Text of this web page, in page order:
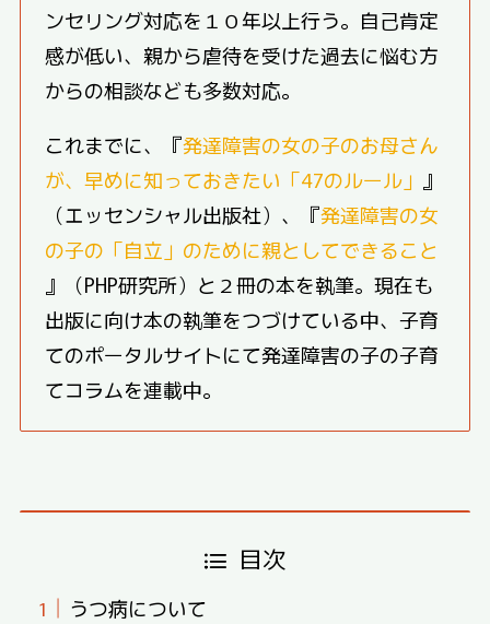
ンセリング対応を１０年以上行う。自己肯定
感が低い、親から虐待を受けた過去に悩む方
からの相談なども多数対応。
これまでに、『発達障害の女の子のお母さん
が、早めに知っておきたい「47のルール」
』
（エッセンシャル出版社）、『発達障害の女
の子の「自立」のために親としてできること
』（PHP研究所）と２冊の本を執筆。現在も
出版に向け本の執筆をつづけている中、子育
てのポータルサイトにて発達障害の子の子育
てコラムを連載中。
目次
うつ病について